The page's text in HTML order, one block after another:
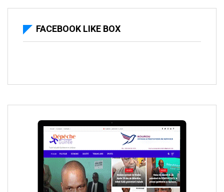
FACEBOOK LIKE BOX